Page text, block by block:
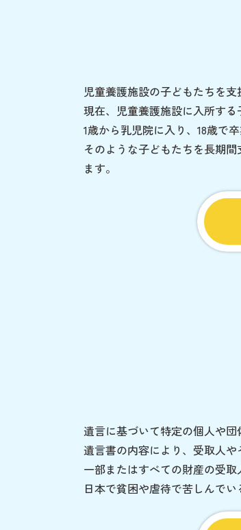
児童養護施設の子どもたちを
現在、児童養護施設に入所する
1歳から乳児院に入り、18歳で
そのような子どもたちを長期
ます。
遺言に基づいて特定の個人や団
遺言書の内容により、受取人や
一部またはすべての財産の受
日本で貧困や虐待で苦しんで